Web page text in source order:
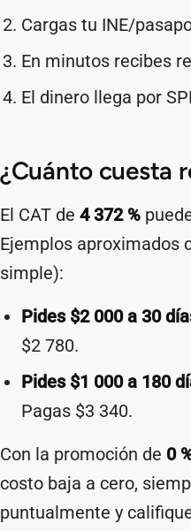
Cargas tu INE/
En minutos recibes
El dinero llega por
¿Cuánto cuesta
El CAT de 4 372 %
Ejemplos aproximados
simple):
Pides $2 000 a 30
$2 780.
Pides $1 000 a 180
Pagas $3 340.
Con la promoción de 0
costo baja a cero,
puntualmente y